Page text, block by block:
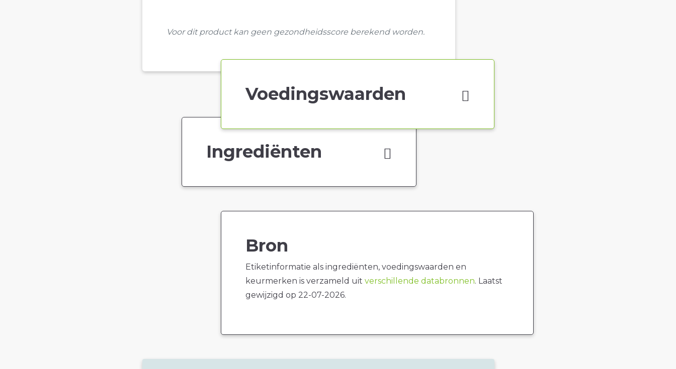
Voor dit product kan geen gezondheidsscore berekend worden.
Voedingswaarden
Ingrediënten
Bron
Etiketinformatie als ingrediënten, voedingswaarden en
keurmerken is verzameld uit verschillende databronnen. Laatst
gewijzigd op 22-07-2026.